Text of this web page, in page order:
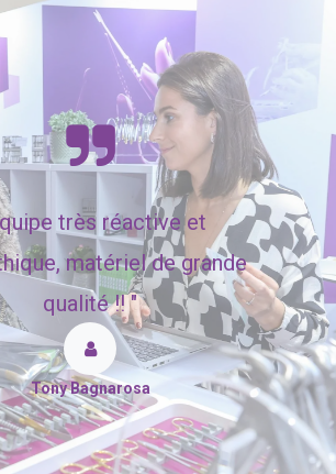
très réactive et
matériel de grande
qualité !! "
Tony Bagnarosa